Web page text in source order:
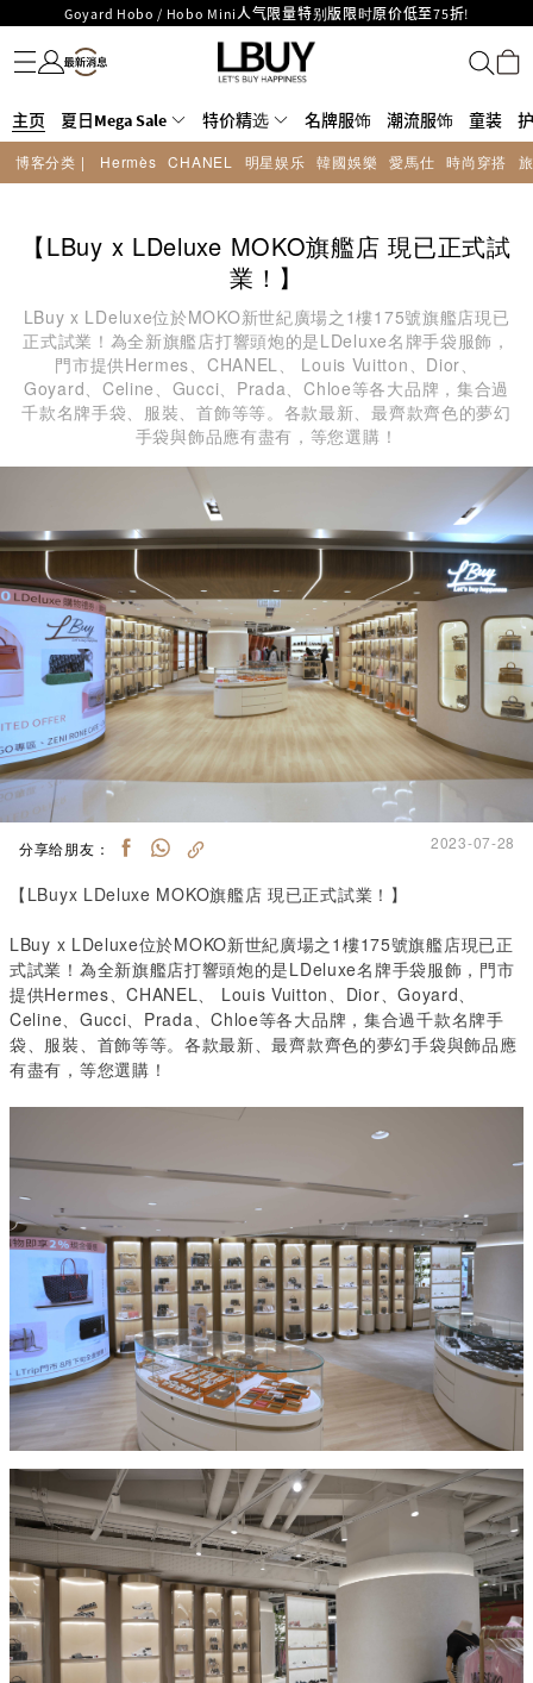
LBuy呈献 - Hermès 及 Chanel 手袋及首饰低至6折，立即入手!
LBuy Nintendo Switch / Nintendo Switch 2 正规商品零售店登陆MOKO 4楼
426号铺！
MOKO 1楼175号铺旗舰店特设名牌Hermès、CHANEL及LV专区！
购物满HKD500即享免运费！
LBuy获香港知识产权署颁发2026《正版正货承诺》商标
LBuy MEGA SALE 精选名牌手袋及小皮具低至6折
名牌服饰
潮流服饰
童装
护肤美妆
香水香薰
个人护理
母婴护理
游戏及精品玩具
文仪用品
家居生活
电子产品
美食
医药保健
运动与户外用品
主页 夏日Mega Sale 特价精选 名牌服饰 潮流服饰 童装
博客分类 | Hermès CHANEL 明星娱乐 韓國娛樂 愛馬仕 時尚穿搭
【LBuy x LDeluxe MOKO旗艦店 現已正式試
業！】
LBuy x LDeluxe位於MOKO新世紀廣場之1樓175號旗艦店現已
正式試業！為全新旗艦店打響頭炮的是LDeluxe名牌手袋服飾，
門市提供Hermes、CHANEL、 Louis Vuitton、Dior、
Goyard、Celine、Gucci、Prada、Chloe等各大品牌，集合過
千款名牌手袋、服裝、首飾等等。各款最新、最齊款齊色的夢幻
手袋與飾品應有盡有，等您選購！
分享给朋友： 2023-07-28
【LBuyx LDeluxe MOKO旗艦店 現已正式試業！】
LBuy x LDeluxe位於MOKO新世紀廣場之1樓175號旗艦店現已正
式試業！為全新旗艦店打響頭炮的是LDeluxe名牌手袋服飾，門市
提供Hermes、CHANEL、 Louis Vuitton、Dior、Goyard、
Celine、Gucci、Prada、Chloe等各大品牌，集合過千款名牌手
袋、服裝、首飾等等。各款最新、最齊款齊色的夢幻手袋與飾品應
有盡有，等您選購！